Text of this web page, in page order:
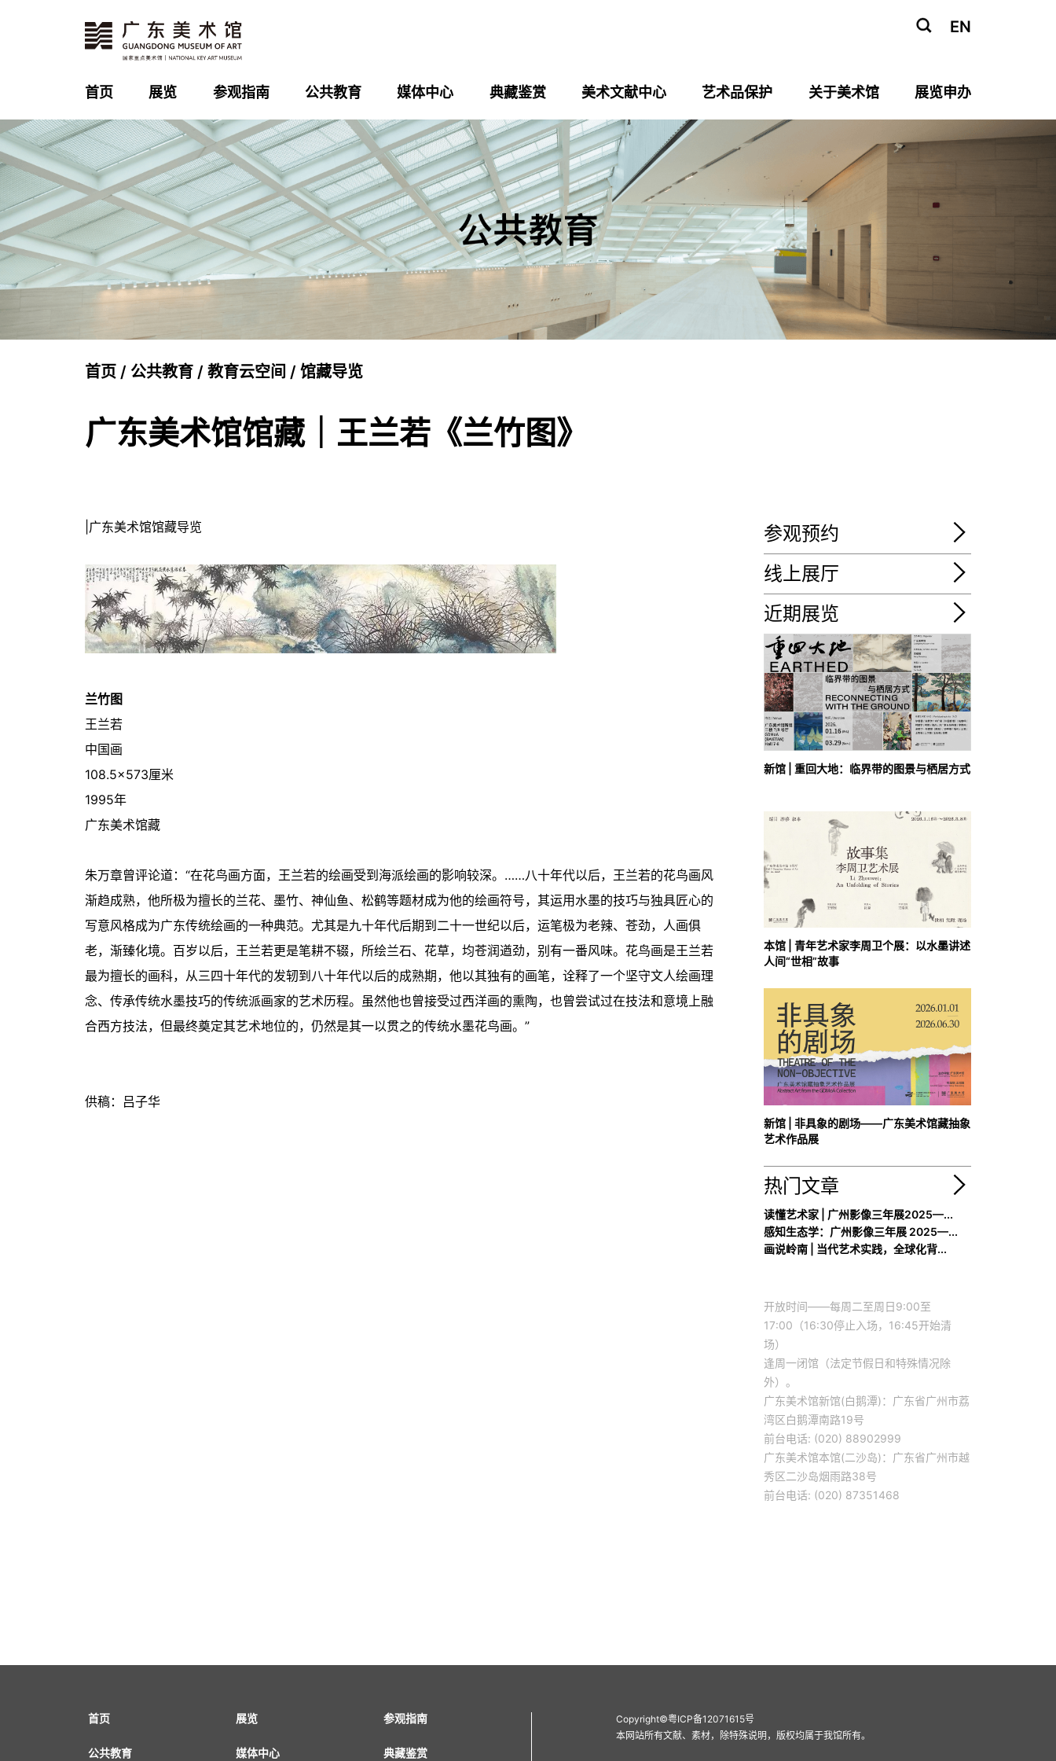
EN
首页 展览 参观指南 公共教育 媒体中心 典藏鉴赏 美术文献中心 艺术品保护 关于美术馆 展览申办
首页 / 公共教育 / 教育云空间 / 馆藏导览
广东美术馆馆藏｜王兰若《兰竹图》
|广东美术馆馆藏导览
兰竹图
王兰若
中国画
108.5×573厘米
1995年
广东美术馆藏
朱万章曾评论道：“在花鸟画方面，王兰若的绘画受到海派绘画的影响较深。……八十年代以后，王兰若的花鸟画风
渐趋成熟，他所极为擅长的兰花、墨竹、神仙鱼、松鹤等题材成为他的绘画符号，其运用水墨的技巧与独具匠心的
写意风格成为广东传统绘画的一种典范。尤其是九十年代后期到二十一世纪以后，运笔极为老辣、苍劲，人画俱
老，渐臻化境。百岁以后，王兰若更是笔耕不辍，所绘兰石、花草，均苍润遒劲，别有一番风味。花鸟画是王兰若
最为擅长的画科，从三四十年代的发轫到八十年代以后的成熟期，他以其独有的画笔，诠释了一个坚守文人绘画理
念、传承传统水墨技巧的传统派画家的艺术历程。虽然他也曾接受过西洋画的熏陶，也曾尝试过在技法和意境上融
合西方技法，但最终奠定其艺术地位的，仍然是其一以贯之的传统水墨花鸟画。”
供稿：吕子华
参观预约
线上展厅
近期展览
新馆 | 重回大地：临界带的图景与栖居方式
本馆 | 青年艺术家李周卫个展：以水墨讲述
人间“世相”故事
新馆 | 非具象的剧场——广东美术馆藏抽象
艺术作品展
热门文章
读懂艺术家 | 广州影像三年展2025—...
感知生态学：广州影像三年展 2025—...
画说岭南 | 当代艺术实践，全球化背...
开放时间——每周二至周日9:00至
17:00（16:30停止入场，16:45开始清
场）
逢周一闭馆（法定节假日和特殊情况除
外）。
广东美术馆新馆(白鹅潭)：广东省广州市荔
湾区白鹅潭南路19号
前台电话: (020) 88902999
广东美术馆本馆(二沙岛)：广东省广州市越
秀区二沙岛烟雨路38号
前台电话: (020) 87351468
首页 展览 参观指南
公共教育 媒体中心 典藏鉴赏
Copyright©粤ICP备12071615号
本网站所有文献、素材，除特殊说明，版权均属于我馆所有。